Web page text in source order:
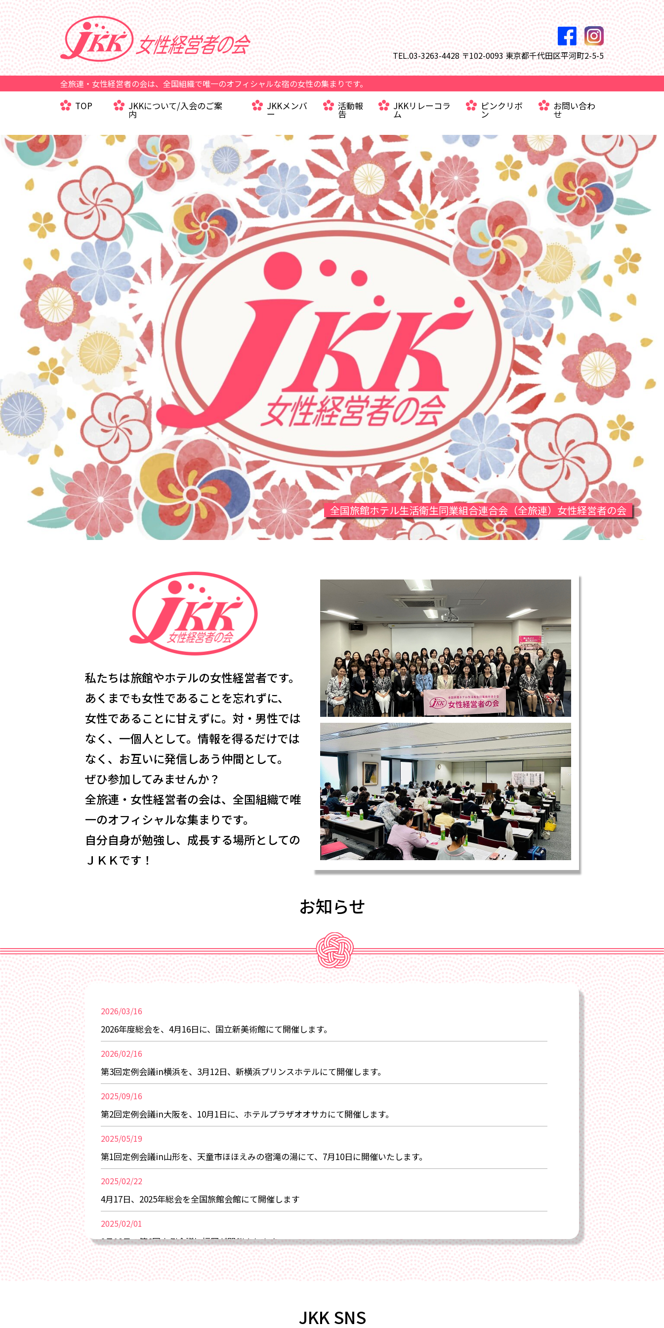
TEL.03-3263-4428 〒102-0093 東京都千代田区平河町2-5-5
全旅連・女性経営者の会は、全国組織で唯一のオフィシャルな宿の女性の集まりです。
TOP JKKについて/入会のご案
内
JKKメンバ
ー
活動報
告
JKKリレーコラ
ム
ピンクリボ
ン
お問い合わ
せ
全国旅館ホテル生活衛生同業組合連合会（全旅連）女性経営者の会
私たちは旅館やホテルの女性経営者です。
あくまでも女性であることを忘れずに、
女性であることに甘えずに。対・男性では
なく、一個人として。情報を得るだけでは
なく、お互いに発信しあう仲間として。
ぜひ参加してみませんか？
全旅連・女性経営者の会は、全国組織で唯
一のオフィシャルな集まりです。
自分自身が勉強し、成長する場所としての
ＪＫＫです！
お知らせ
2026/03/16
2026年度総会を、4月16日に、国立新美術館にて開催します。
2026/02/16
第3回定例会議in横浜を、3月12日、新横浜プリンスホテルにて開催します。
2025/09/16
第2回定例会議in大阪を、10月1日に、ホテルプラザオオサカにて開催します。
2025/05/19
第1回定例会議in山形を、天童市ほほえみの宿滝の湯にて、7月10日に開催いたします。
2025/02/22
4月17日、2025年総会を全国旅館会館にて開催します
2025/02/01
2月18日、第6回定例会議in福岡が開催されます。
2025/01/22
2月5日、2月6日、東京ビッグサイトにて宿フェス開催。参加します。
JKK SNS